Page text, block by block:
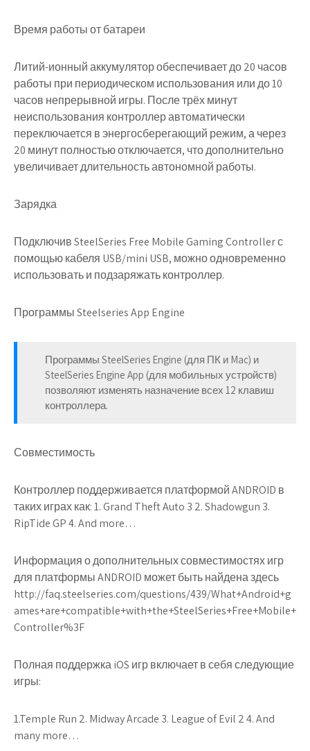
Время работы от батареи
Литий-ионный аккумулятор обеспечивает до 20 часов
работы при периодическом использования или до 10
часов непрерывной игры. После трёх минут
неиспользования контроллер автоматически
переключается в энергосберегающий режим, а через
20 минут полностью отключается, что дополнительно
увеличивает длительность автономной работы.
Зарядка
Подключив SteelSeries Free Mobile Gaming Controller с
помощью кабеля USB/mini USB, можно одновременно
использовать и подзаряжать контроллер.
Программы Steelseries App Engine
Программы SteelSeries Engine (для ПК и Mac) и
SteelSeries Engine App (для мобильных устройств)
позволяют изменять назначение всех 12 клавиш
контроллера.
Совместимость
Контроллер поддерживается платформой ANDROID в
таких играх как: 1. Grand Theft Auto 3 2. Shadowgun 3.
RipTide GP 4. And more…
Информация о дополнительных совместимостях игр
для платформы ANDROID может быть найдена здесь
http://faq.steelseries.com/questions/439/What+Android+g
ames+are+compatible+with+the+SteelSeries+Free+Mobile+
Controller%3F
Полная поддержка iOS игр включает в себя следующие
игры:
1.Temple Run 2. Midway Arcade 3. League of Evil 2 4. And
many more…